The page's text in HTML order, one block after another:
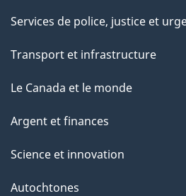
Services de police, justice et
Transport et infrastructure
Le Canada et le monde
Argent et finances
Science et innovation
Autochtones